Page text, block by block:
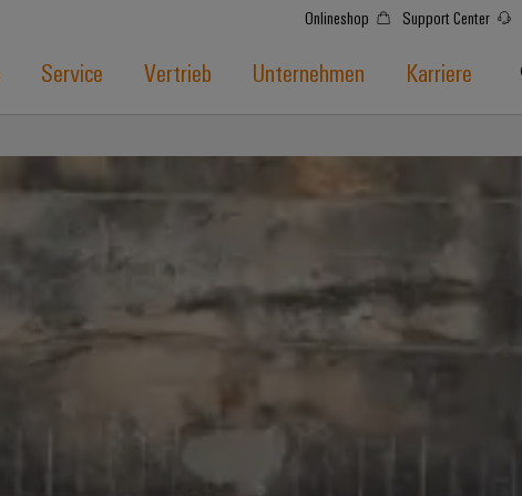
Onlineshop Support Center
Service Vertrieb Unternehmen Karriere